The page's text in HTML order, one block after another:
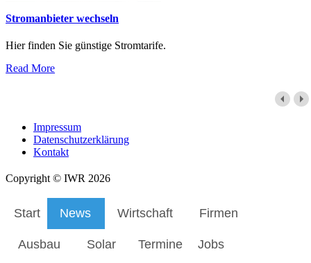
Stromanbieter wechseln
Hier finden Sie günstige Stromtarife.
Read More
Impressum
Datenschutzerklärung
Kontakt
Copyright © IWR 2026
Start News Wirtschaft Firmen
Ausbau Solar Termine Jobs